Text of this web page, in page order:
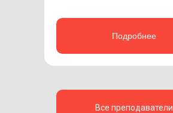
Подробнее
Все преподаватели